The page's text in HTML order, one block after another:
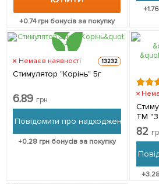
+0.74грн бонусів за покупку
+1.76
Немає в наявності 13232
Стимулятор "Корінь" 5г
6.89 грн
Повідомити про надходження
+0.28 грн бонусів за покупку
ТМ
82
+